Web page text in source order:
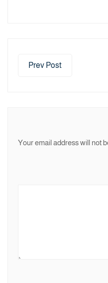
Prev Post
Your email address will not